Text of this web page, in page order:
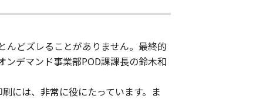
んどズレることがありません。最終的
デマンド事業部POD課課長の鈴木和
には、非常に役にたっています。ま